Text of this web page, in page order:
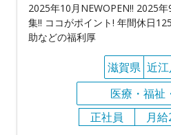
2025年10月NEWOPEN!! 2025
集!! ココがポイント! 年間休日
助などの福利厚
滋賀県 近
医療・福祉
正社員
月